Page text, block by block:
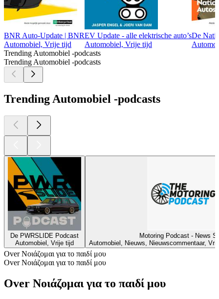
BNR Auto-Update | BNR
Automobiel, Vrije tijd
EV Update - alle elektrische auto’s
Automobiel, Vrije tijd
De
Trending Automobiel -podcasts
Trending Automobiel -podcasts
Trending Automobiel -podcasts
De PWRSLIDE Podcast
Automobiel, Vrije tijd
Motoring Podcast - News
Automobiel, Nieuws, Nieuwscommentaar,
Over Νοιάζομαι για το παιδί μου
Over Νοιάζομαι για το παιδί μου
Over Νοιάζομαι για το παιδί μου